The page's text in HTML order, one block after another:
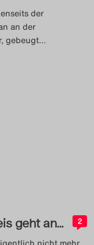
der
an der
gebeugt…
geht an… 2